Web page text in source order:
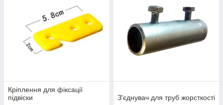
Кріплення для фіксації
підвіски
З'єднувач для труб жорсткості